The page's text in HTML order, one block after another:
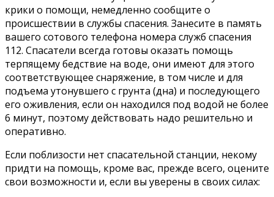
крики о помощи, немедленно сообщите о
происшествии в службы спасения. Занесите в память
вашего сотового телефона номера служб спасения
112. Спасатели всегда готовы оказать помощь
терпящему бедствие на воде, они имеют для этого
соответствующее снаряжение, в том числе и для
подъема утонувшего с грунта (дна) и последующего
его оживления, если он находился под водой не более
6 минут, поэтому действовать надо решительно и
оперативно.
Если поблизости нет спасательной станции, некому
придти на помощь, кроме вас, прежде всего, оцените
свои возможности и, если вы уверены в своих силах: